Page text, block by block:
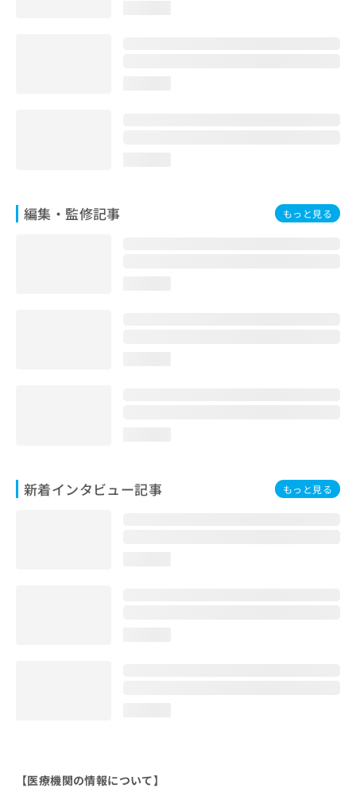
編集・監修記事 もっと見る
新着インタビュー記事 もっと見る
【医療機関の情報について】